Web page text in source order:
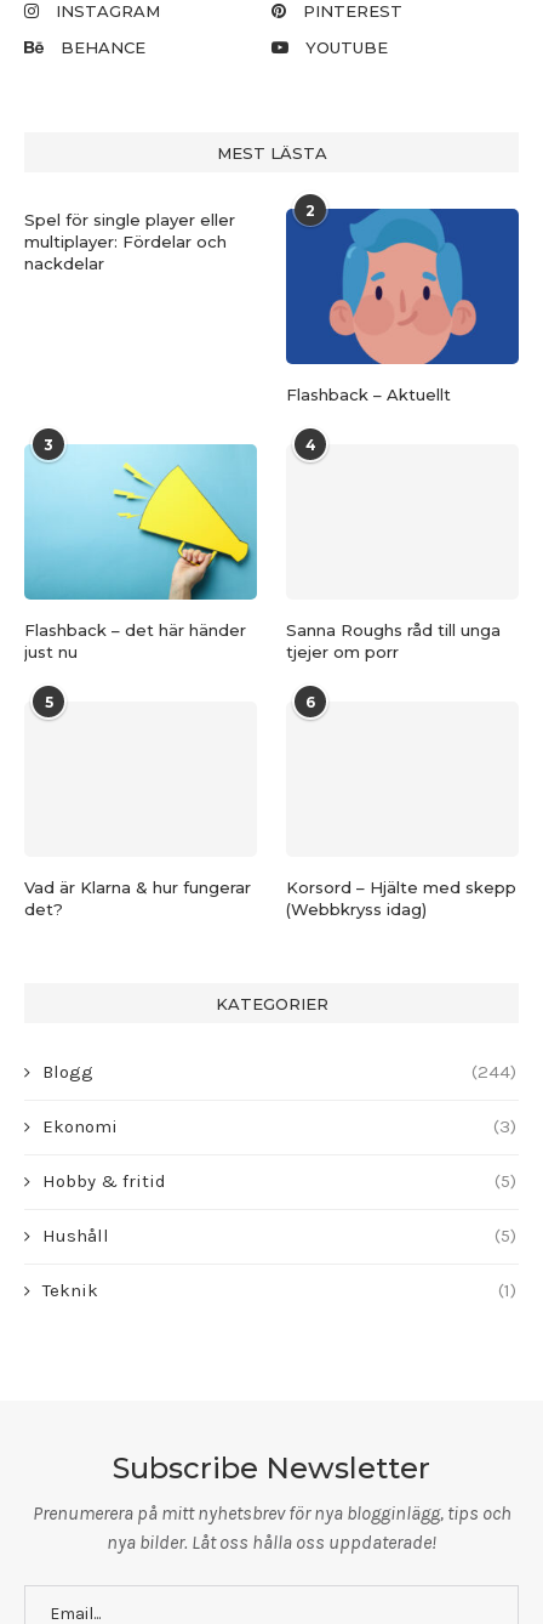
INSTAGRAM
PINTEREST
BEHANCE
YOUTUBE
MEST LÄSTA
Spel för single player eller
multiplayer: Fördelar och
nackdelar
2
Flashback – Aktuellt
3
Flashback – det här händer
just nu
4
Sanna Roughs råd till unga
tjejer om porr
5
Vad är Klarna & hur fungerar
det?
6
Korsord – Hjälte med skepp
(Webbkryss idag)
KATEGORIER
Blogg (244)
Ekonomi (3)
Hobby & fritid (5)
Hushåll (5)
Teknik (1)
Subscribe Newsletter
Prenumerera på mitt nyhetsbrev för nya blogginlägg, tips och
nya bilder. Låt oss hålla oss uppdaterade!